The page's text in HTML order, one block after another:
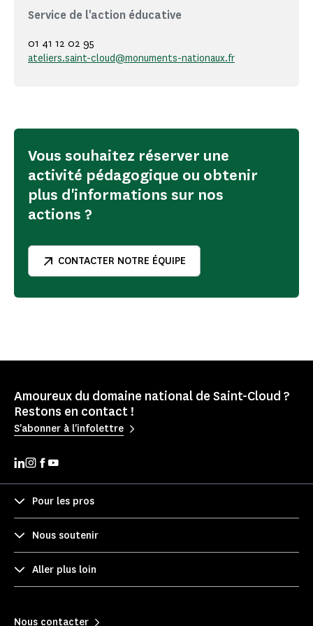
Service de l'action éducative
01 41 12 02 95
ateliers.saint-cloud@monuments-nationaux.fr
Vous souhaitez réserver une
activité pédagogique ou obtenir
plus d'informations sur nos
actions ?
CONTACTER NOTRE ÉQUIPE
Amoureux du domaine national de Saint-Cloud ?
Restons en contact !
S'abonner à l'infolettre
Pour les pros
Nous soutenir
Aller plus loin
Nous contacter